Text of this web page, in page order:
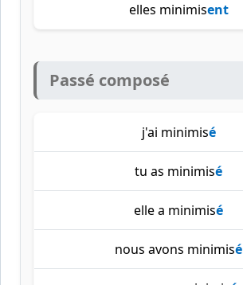
elles minimisent
Passé composé
j'ai minimisé
tu as minimisé
elle a minimisé
nous avons minimisé